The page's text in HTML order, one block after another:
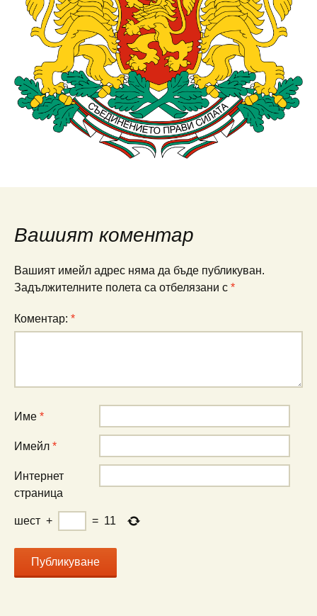
Вашият коментар
Вашият имейл адрес няма да бъде публикуван.
Задължителните полета са отбелязани с *
Коментар: *
Име *
Имейл *
Интернет
страница
шест + = 11